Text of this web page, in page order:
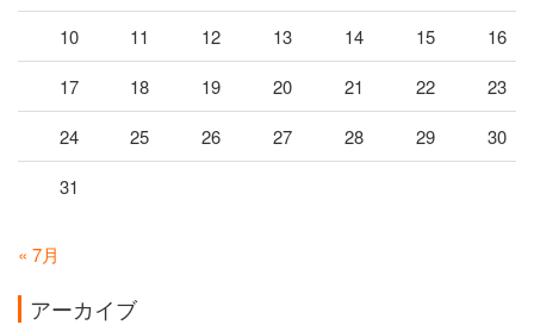
10
11 12 13 14 15
16
17
18 19 20 21 22
23
24
25 26 27 28 29
30
31
« 7月
アーカイブ